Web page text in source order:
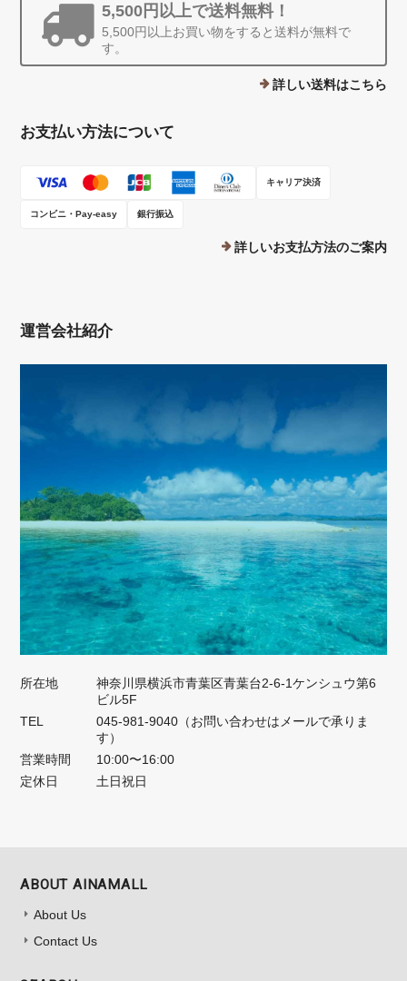
5,500円以上で送料無料！
5,500円以上お買い物をすると送料が無料で
す。
詳しい送料はこちら
お支払い方法について
キャリア決済
コンビニ・Pay-easy 銀行振込
詳しいお支払方法のご案内
運営会社紹介
所在地
神奈川県横浜市青葉区青葉台2-6-1ケンシュウ第6
ビル5F
TEL
045-981-9040（お問い合わせはメールで承りま
す）
営業時間
10:00〜16:00
定休日
土日祝日
ABOUT AINAMALL
About Us
Contact Us